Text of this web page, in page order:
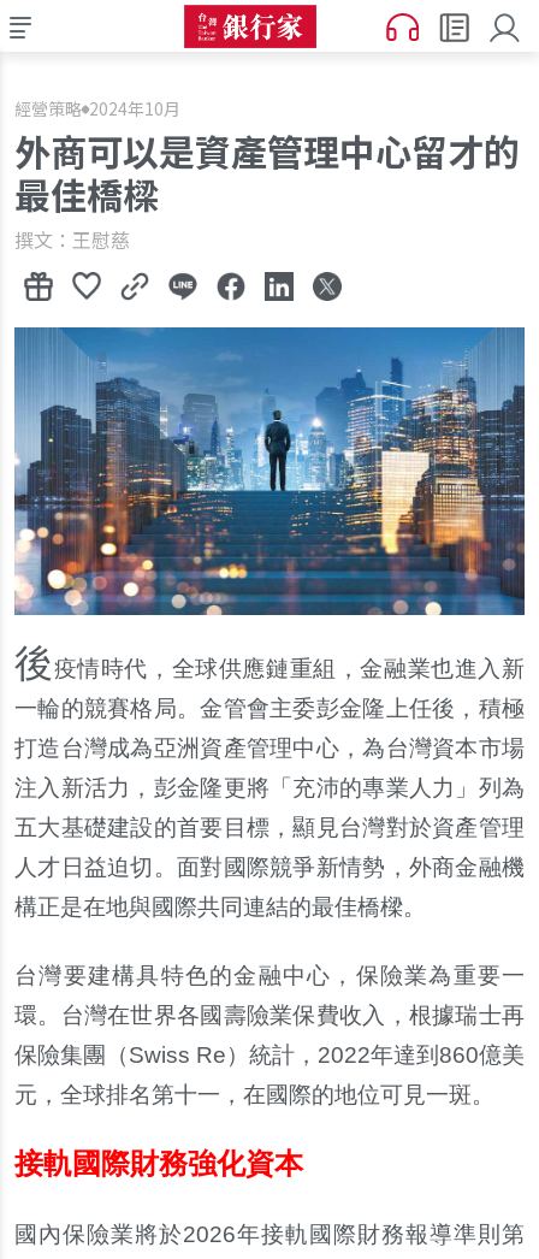
經營策略 2024年10月
外商可以是資產管理中心留才的
最佳橋樑
撰文：王慰慈
後疫情時代，全球供應鏈重組，金融業也進入新
一輪的競賽格局。金管會主委彭金隆上任後，積極
打造台灣成為亞洲資產管理中心，為台灣資本市場
注入新活力，彭金隆更將「充沛的專業人力」列為
五大基礎建設的首要目標，顯見台灣對於資產管理
人才日益迫切。面對國際競爭新情勢，外商金融機
構正是在地與國際共同連結的最佳橋樑。
台灣要建構具特色的金融中心，保險業為重要一
環。台灣在世界各國壽險業保費收入，根據瑞士再
保險集團（Swiss Re）統計，2022年達到860億美
元，全球排名第十一，在國際的地位可見一斑。
接軌國際財務強化資本
國內保險業將於2026年接軌國際財務報導準則第